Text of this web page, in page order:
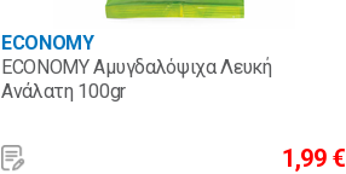
ECONOMY
ECONOMY Αμυγδαλόψιχα Λευκή
Ανάλατη 100gr
1,99 €